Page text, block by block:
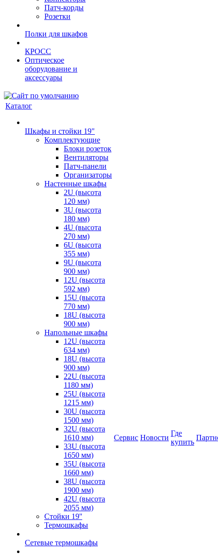
Патч-корды
Розетки
Полки для шкафов
КРОСС
Оптическое
оборудование и
аксессуары
Каталог
Шкафы и стойки 19"
Комплектующие
Блоки розеток
Вентиляторы
Патч-панели
Организаторы
Настенные шкафы
2U (высота
120 мм)
3U (высота
180 мм)
4U (высота
270 мм)
6U (высота
355 мм)
9U (высота
900 мм)
12U (высота
592 мм)
15U (высота
770 мм)
18U (высота
900 мм)
Напольные шкафы
12U (высота
634 мм)
18U (высота
900 мм)
22U (высота
1180 мм)
25U (высота
1215 мм)
30U (высота
1500 мм)
32U (высота
1610 мм)
33U (высота
1650 мм)
35U (высота
1660 мм)
38U (высота
1900 мм)
42U (высота
2055 мм)
Стойки 19''
Термошкафы
Сетевые термошкафы
Сервис Новости
Где
купить